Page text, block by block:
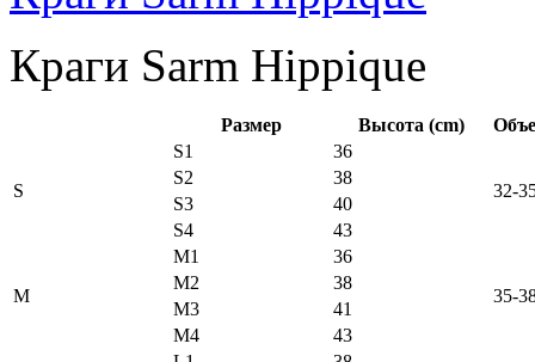
Краги Sarm Hippique
Размер Высота (cm)
S
S1
36
32-
S2
38
S3
40
S4
43
M
M1
36
35-
M2
38
M3
41
M4
43